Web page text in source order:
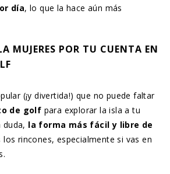
día, lo que la hace aún más
MUJERES POR TU CUENTA EN
(¡y divertida!) que no puede faltar
de golf para explorar la isla a tu
la forma más fácil y libre de
rincones, especialmente si vas en